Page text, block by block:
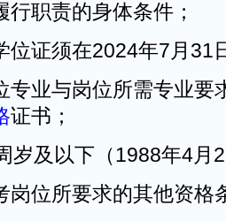
职责的身体条件；
位证须在2024年7月31
专业与岗位所需专业
证书；
岁及以下（1988年4月
岗位所要求的其他资格